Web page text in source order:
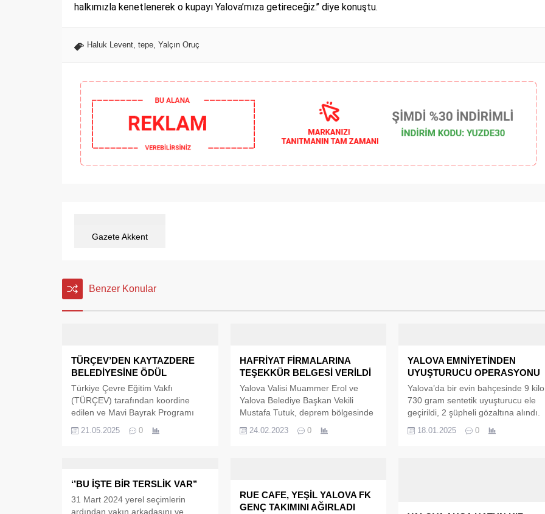
halkımızla kenetlenerek o kupayı Yalova’mıza getireceğiz.’’ diye konuştu.
Haluk Levent tepe Yalçın Oruç
Gazete Akkent
Benzer Konular
TÜRÇEV’DEN KAYTAZDERE
BELEDİYESİNE ÖDÜL
Türkiye Çevre Eğitim Vakfı
(TÜRÇEV) tarafından koordine
edilen ve Mavi Bayrak Programı
yılı Çevre Eğitim Etkinlikleri’nde
çalışmaları ve farkındalık
faaliyetleriyle “En İyi Çevre Eğitim
ve Bilinçlendirme Etkinlikleri”
21.05.2025 0
HAFRİYAT FİRMALARINA
TEŞEKKÜR BELGESİ VERİLDİ
Yalova Valisi Muammer Erol ve
Yalova Belediye Başkan Vekili
Mustafa Tutuk, deprem bölgesinde
operatörleri, şoförler ve hafriyat
firma ve hayırsever vatandaşların
da desteği ile Yalova’dan deprem
24.02.2023 0
YALOVA EMNİYETİNDEN
UYUŞTURUCU OPERASYONU
Yalova’da bir evin bahçesinde 9 kilo
730 gram sentetik uyuşturucu ele
geçirildi, 2 şüpheli gözaltına alındı.
Suçlarla Mücadele Şube Müdürlüğü
18.01.2025 0
‘’BU İŞTE BİR TERSLİK VAR’’
31 Mart 2024 yerel seçimlerin
ardından yakın arkadaşını ve
RUE CAFE, YEŞİL YALOVA FK
GENÇ TAKIMINI AĞIRLADI